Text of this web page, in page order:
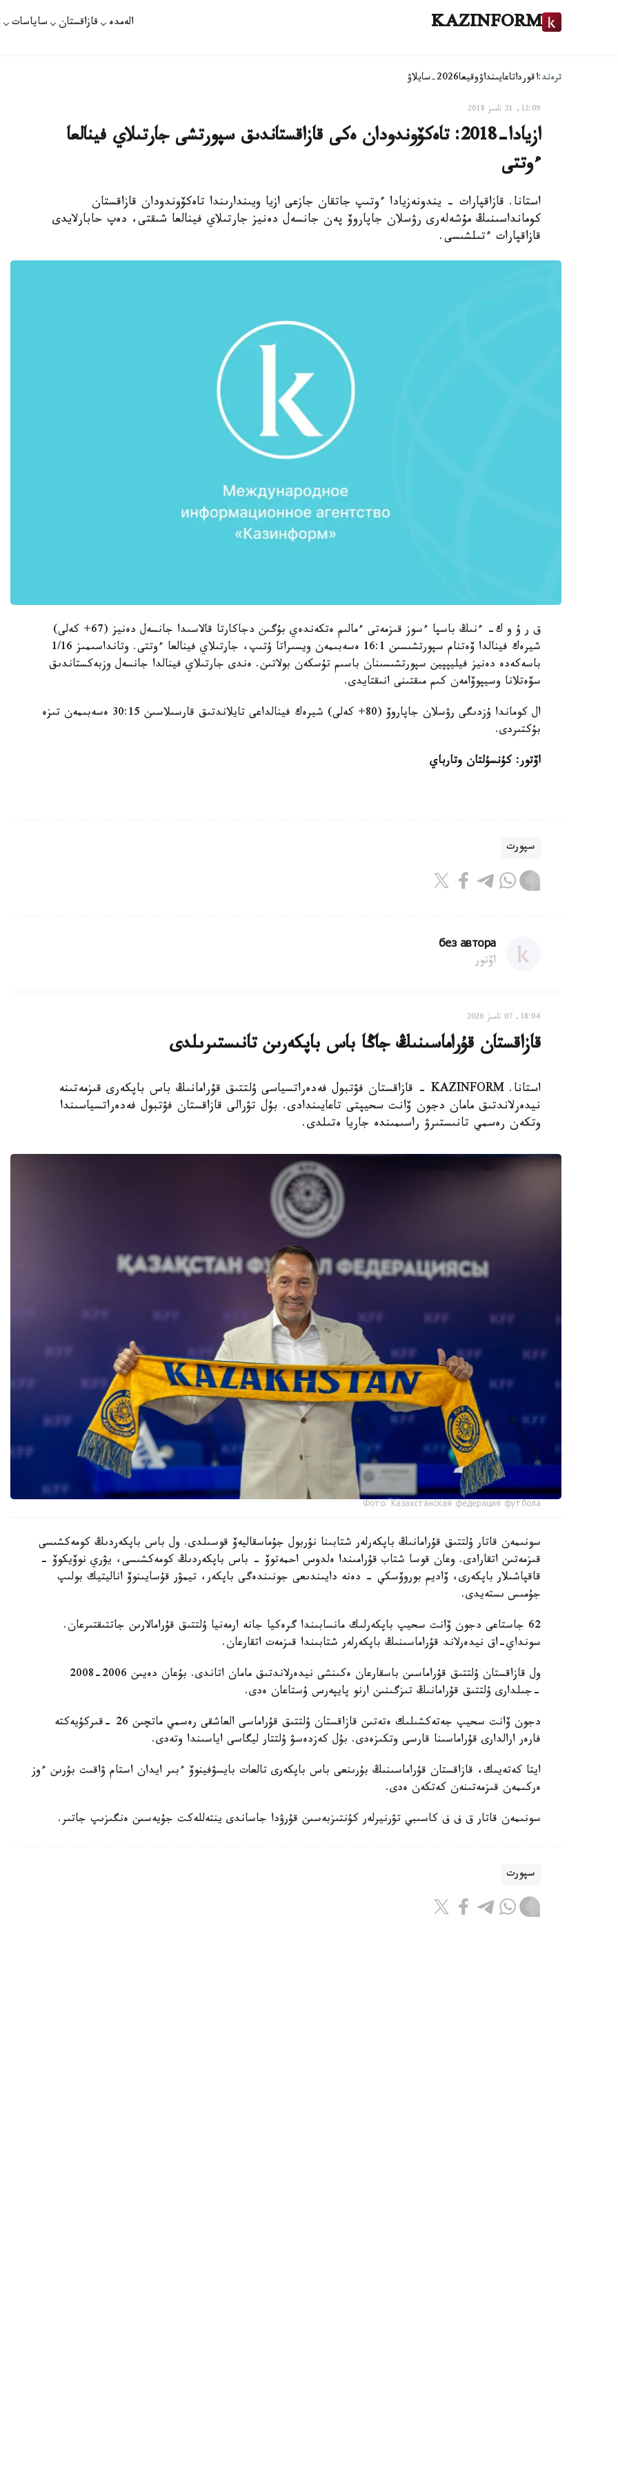
KAZINFORM الەمدە قازاقستان ساياسات
ترەند:اقورداتاعايىنداۋوقيعا2026-سايلاۋ
12:09, 21 تامىز 2018
ازيادا-2018: تاەكۆوندودان ەكى قازاقستاندىق سپورتشى جارتىلاي فينالعا
ءوتتى
استانا. قازاقپارات - يندونەزيادا ءوتىپ جاتقان جازعى ازيا ويىندارىندا تاەكۆوندودان قازاقستان
كومانداسىنىڭ مۇشەلەرى رۋسلان جاپاروۆ پەن جانسەل دەنيز جارتىلاي فينالعا شىقتى، دەپ حابارلايدى
قازاقپارات ءتىلشىسى.
ق ر ۇ و ك- ءنىڭ باسپا ءسوز قىزمەتى ءمالىم ەتكەندەي بۇگىن دجاكارتا قالاسىدا جانسەل دەنيز (67+ كەلى)
شيرەك فينالدا ۆەتنام سپورتشىسىن 16:1 ەسەبىمەن ويسىراتا ۇتىپ، جارتىلاي فينالعا ءوتتى. وتانداسىمىز 1/16
باسەكەدە دەنيز فيليپپين سپورتشىسىنان باسىم تۇسكەن بولاتىن. ەندى جارتىلاي فينالدا جانسەل وزبەكستاندىق
سۆەتلانا وسيپوۆامەن كىم مىقتىنى انىقتايدى.
ال كوماندا ۇزدىگى رۋسلان جاپاروۆ (80+ كەلى) شيرەك فينالداعى تايلاندتىق قارسىلاسىن 30:15 ەسەبىمەن تىزە
بۇكتىردى.
اۆتور: كۇنسۇلتان وتارباي
سپورت
без автора
اۆتور
18:04, 07 تامىز 2026
قازاقستان قۇراماسىنىڭ جاڭا باس باپكەرىن تانىستىرىلدى
استانا. KAZINFORM - قازاقستان فۋتبول فەدەراتسياسى ۇلتتىق قۇرامانىڭ باس باپكەرى قىزمەتىنە
نيدەرلاندتىق مامان دجون ۆانت سحيپتى تاعايىندادى. بۇل تۋرالى قازاقستان فۋتبول فەدەراتسياسىندا
وتكەن رەسمي تانىستىرۋ راسىمىندە جاريا ەتىلدى.
Фото: Казахстанская федерация футбола
سونىمەن قاتار ۇلتتىق قۇرامانىڭ باپكەرلەر شتابىنا نۇربول جۇماسقاليەۆ قوسىلدى. ول باس باپكەردىڭ كومەكشىسى
قىزمەتىن اتقارادى. وعان قوسا شتاب قۇرامىندا ەلدوس احمەتوۆ - باس باپكەردىڭ كومەكشىسى، يۋري نوۆيكوۆ -
قاقپاشىلار باپكەرى، ۆاديم بوروۆسكي - دەنە دايىندىعى جونىندەگى باپكەر، تيمۋر قۇسايىنوۆ اناليتيك بولىپ
جۇمىس ىستەيدى.
62 جاستاعى دجون ۆانت سحيپ باپكەرلىك مانسابىندا گرەكيا جانە ارمەنيا ۇلتتىق قۇرامالارىن جاتتىقتىرعان.
سونداي-اق نيدەرلاند قۇراماسىنىڭ باپكەرلەر شتابىندا قىزمەت اتقارعان.
ول قازاقستان ۇلتتىق قۇراماسىن باسقارعان ەكىنشى نيدەرلاندتىق مامان اتاندى. بۇعان دەيىن 2006-2008
-جىلدارى ۇلتتىق قۇرامانىڭ تىزگىنىن ارنو پايپەرس ۇستاعان ەدى.
دجون ۆانت سحيپ جەتەكشىلىك ەتەتىن قازاقستان ۇلتتىق قۇراماسى العاشقى رەسمي ماتچىن 26 -قىركۇيەكتە
فارەر ارالدارى قۇراماسىنا قارسى وتكىزەدى. بۇل كەزدەسۋ ۇلتتار ليگاسى اياسىندا وتەدى.
ايتا كەتەيىك، قازاقستان قۇراماسىنىڭ بۇرىنعى باس باپكەرى تالعات بايسۋفينوۆ ءبىر ايدان استام ۋاقىت بۇرىن ءوز
ەركىمەن قىزمەتىنەن كەتكەن ەدى.
سونىمەن قاتار ق ف ف كاسىبي تۋرنيرلەر كۇنتىزبەسىن قۇرۋدا جاساندى ينتەللەكت جۇيەسىن ەنگىزىپ جاتىر.
سپورت